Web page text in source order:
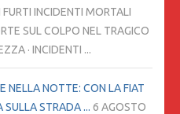
INCIDENTI MORTALI
SUL COLPO NEL TRAGICO
· INCIDENTI ...
NELLA NOTTE: CON LA FIAT
SULLA STRADA ... 6 AGOSTO